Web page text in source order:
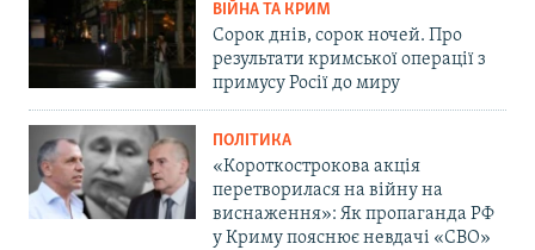
ВІЙНА ТА КРИМ
Сорок днів, сорок ночей. Про
результати кримської операції з
примусу Росії до миру
ПОЛІТИКА
«Короткострокова акція
перетворилася на війну на
виснаження»: Як пропаганда РФ
у Криму пояснює невдачі «СВО»